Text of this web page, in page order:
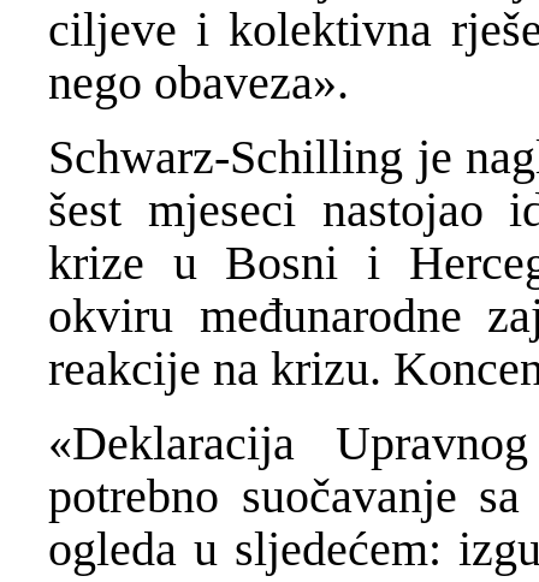
ciljeve i kolektivna
nego obaveza».
Schwarz-Schilling je
šest mjeseci nastojao
krize u Bosni i
okviru međunarodne
reakcije na krizu.
«Deklaracija
potrebno suočavanje
ogleda u sljedećem: